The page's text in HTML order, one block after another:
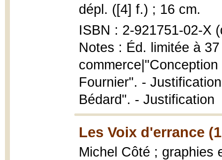
dépl. ([4] f.) ; 16 cm.
ISBN : 2-921751-02-X
Notes : Éd. limitée à
Fournier". -
Bédard". - Justification
Les Voix d'errance
Michel Côté ;